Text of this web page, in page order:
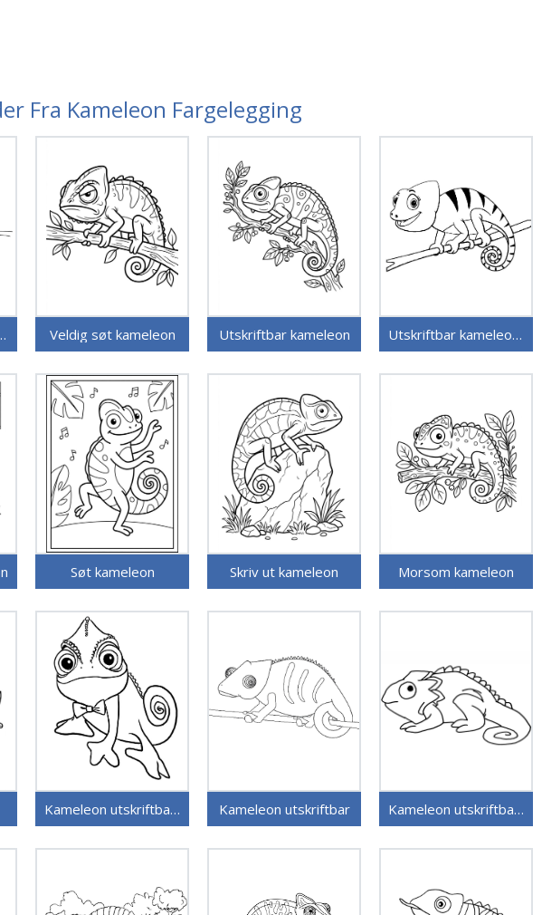
Fra Kameleon Fargelegging
Veldig søt kameleon Utskriftbar kameleon Utskriftbar kameleon for barn
Søt kameleon Skriv ut kameleon Morsom kameleon
Kameleon utskriftbart bilde Kameleon utskriftbar Kameleon utskriftbar for barn